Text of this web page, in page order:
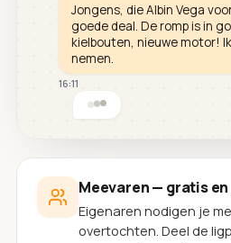
Jongens, die Albin Vega
goede deal. De romp is in
kielbouten, nieuwe motor!
nemen.
16:11
Meevaren — gratis
Eigenaren nodigen je
overtochten. Deel de